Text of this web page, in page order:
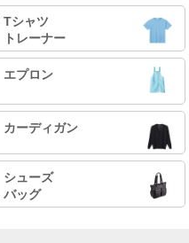
Tシャツ
トレーナー
エプロン
カーディガン
シューズ
バッグ